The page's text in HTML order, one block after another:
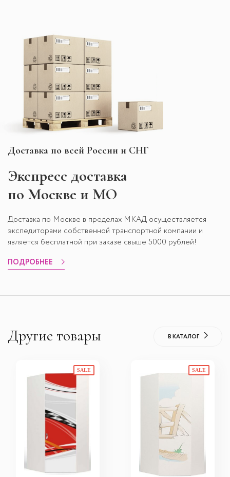
Доставка по всей России и СНГ
Экспресс доставка
по Москве и МО
Доставка по Москве в пределах МКАД осуществляется
экспедиторами собственной транспортной компании и
является бесплатной при заказе свыше 5000 рублей!
ПОДРОБНЕЕ
Другие товары В КАТАЛОГ
SALE SALE